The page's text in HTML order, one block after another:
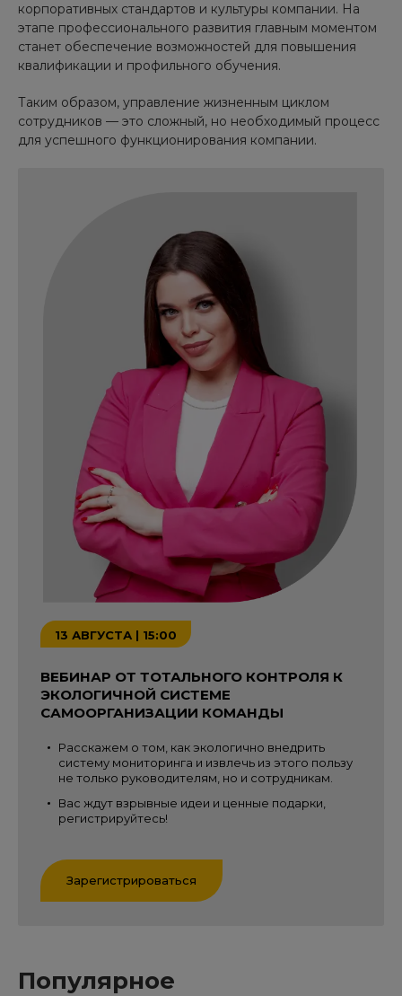
корпоративных стандартов и культуры компании. На
этапе профессионального развития главным моментом
станет обеспечение возможностей для повышения
квалификации и профильного обучения.
Таким образом, управление жизненным циклом
сотрудников — это сложный, но необходимый процесс
для успешного функционирования компании.
13 АВГУСТА | 15:00
ВЕБИНАР ОТ ТОТАЛЬНОГО КОНТРОЛЯ К
ЭКОЛОГИЧНОЙ СИСТЕМЕ
САМООРГАНИЗАЦИИ КОМАНДЫ
Расскажем о том, как экологично внедрить
систему мониторинга и извлечь из этого пользу
не только руководителям, но и сотрудникам.
Вас ждут взрывные идеи и ценные подарки,
регистрируйтесь!
Зарегистрироваться
Популярное